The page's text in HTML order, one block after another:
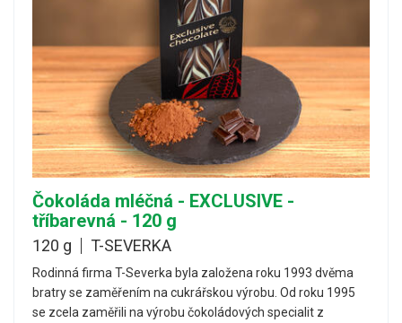
Čokoláda mléčná - EXCLUSIVE -
tříbarevná - 120 g
120 g T-SEVERKA
Rodinná firma T-Severka byla založena roku 1993 dvěma
bratry se zaměřením na cukrářskou výrobu. Od roku 1995
se zcela zaměřili na výrobu čokoládových specialit z